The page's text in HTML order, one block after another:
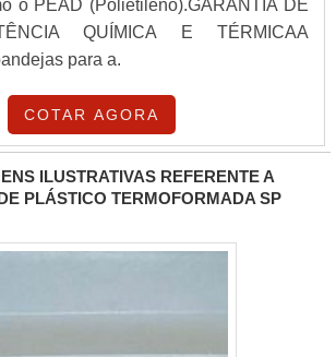
o PEAD (Polietileno).GARANTIA DE
QUÍMICA E TÉRMICAA
para a.
COTAR AGORA
ILUSTRATIVAS REFERENTE A
PLÁSTICO TERMOFORMADA SP